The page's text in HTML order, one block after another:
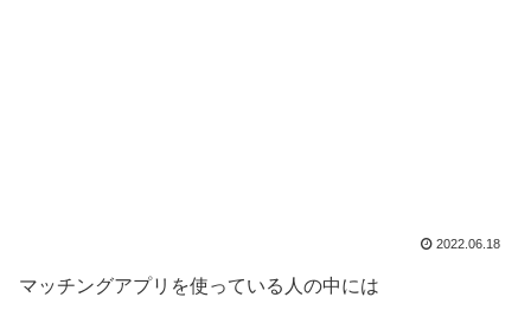
2022.06.18
マッチングアプリを使っている人の中には